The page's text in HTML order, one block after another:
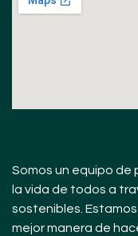
Somos un equipo de
la vida de todos a
sostenibles.
mejor manera de